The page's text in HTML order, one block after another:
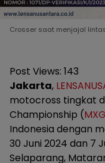
Crosser saat menjajal
Post Views: 143
Jakarta,
motocross tingkat
Championship (
Indonesia dengan
30 Juni 2024 dan 7
Selaparang,